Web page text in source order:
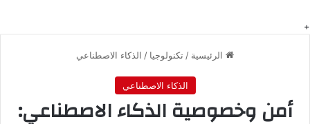
الهائل يعني طلباً متزايداً على الخدمات والمنتجات المدعومة بالذكاء
الاصطناعي. في الكويت والخليج، الطلب على المحتوى العربي
الرقمي في تزايد مستمر، مما يخلق فرصة ذهبية لمن يستطيع تقديم
خدمات متميزة باستخدام الذكاء الاصطناعي وباللغة العربية. السوق